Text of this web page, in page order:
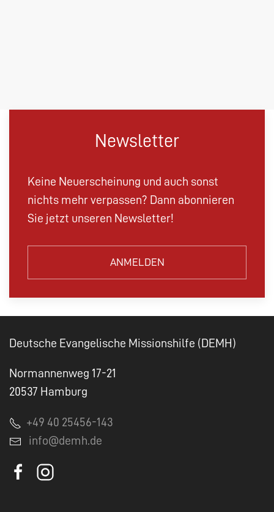
Newsletter
Keine Neuerscheinung und auch sonst
nichts mehr verpassen? Dann abonnieren
Sie jetzt unseren Newsletter!
ANMELDEN
Deutsche Evangelische Missionshilfe (DEMH)
Normannenweg 17-21
20537 Hamburg
+49 40 25456-143
info@demh.de